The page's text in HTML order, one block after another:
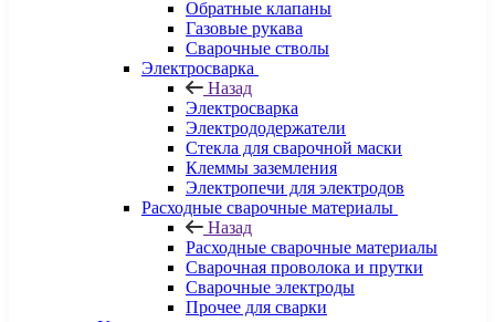
Обратные клапаны
Газовые рукава
Сварочные стволы
Электросварка
Назад
Электросварка
Электрододержатели
Стекла для сварочной маски
Клеммы заземления
Электропечи для электродов
Расходные сварочные материалы
Назад
Расходные сварочные материалы
Сварочная проволока и прутки
Сварочные электроды
Прочее для сварки